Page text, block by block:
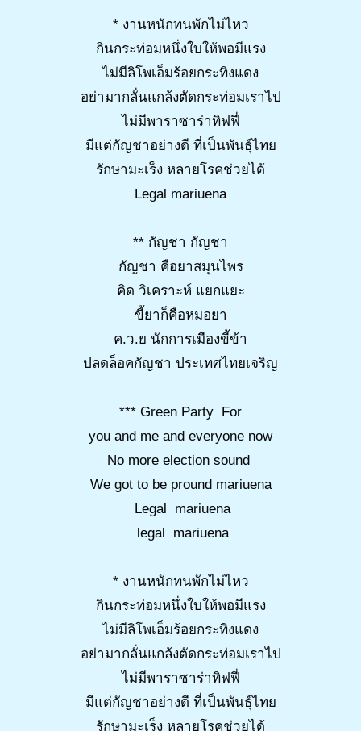
* งานหนักทนพักไม่ไหว
กินกระท่อมหนึ่งใบให้พอมีแรง
ไม่มีลิโพเอ็มร้อยกระทิงแดง
อย่ามากลั่นแกล้งตัดกระท่อมเราไป
ไม่มีพาราซาร่าทิฟฟี่
มีแต่กัญชาอย่างดี ที่เป็นพันธุ์ไทย
รักษามะเร็ง หลายโรคช่วยได้
Legal mariuena
** กัญชา กัญชา
กัญชา คือยาสมุนไพร
คิด วิเคราะห์ แยกแยะ
ขี้ยาก็คือหมอยา
ค.ว.ย นักการเมืองขี้ข้า
ปลดล็อคกัญชา ประเทศไทยเจริญ
*** Green Party For
you and me and everyone now
No more election sound
We got to be pround mariuena
Legal mariuena
legal mariuena
* งานหนักทนพักไม่ไหว
กินกระท่อมหนึ่งใบให้พอมีแรง
ไม่มีลิโพเอ็มร้อยกระทิงแดง
อย่ามากลั่นแกล้งตัดกระท่อมเราไป
ไม่มีพาราซาร่าทิฟฟี่
มีแต่กัญชาอย่างดี ที่เป็นพันธุ์ไทย
รักษามะเร็ง หลายโรคช่วยได้